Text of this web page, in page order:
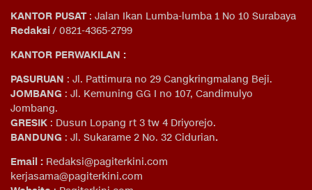
KANTOR PUSAT: Jalan Ikan Lumba-lumba 1 No 10 Surabaya
Redaksi / 0821-4365-2799
KANTOR PERWAKILAN :
PASURUAN : Jl. Pattimura no 29 Cangkringmalang Beji.
JOMBANG : Jl. Kemuning GG I no 107, Candimulyo
Jombang.
GRESIK : Dusun Lopang rt 3 tw 4 Driyorejo.
BANDUNG : Jl. Sukarame 2 No. 32 Cidurian.
Email : Redaksi@pagiterkini.com
kerjasama@pagiterkini.com